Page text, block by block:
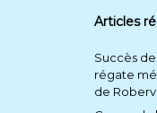
Articles
Succès de
régate
de